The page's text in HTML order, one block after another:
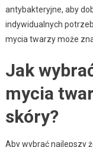
antybakteryjne, aby
indywidualnych
mycia twarzy może
Jak
mycia
skóry?
Aby wybrać najlepszy